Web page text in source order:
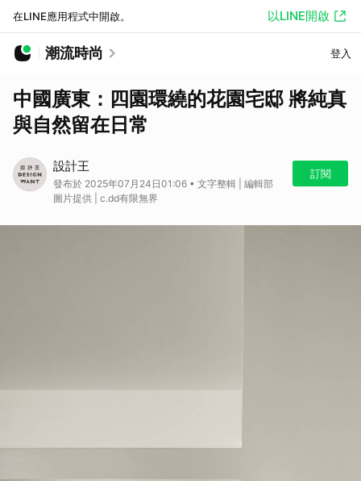
在LINE應用程式中開啟。 以LINE開啟
潮流時尚 登入
中國廣東：四園環繞的花園宅邸 將純真
與自然留在日常
設計王
發布於 2025年07月24日01:06 • 文字整輯 | 編輯部
圖片提供 | c.dd有限無界
訂閱